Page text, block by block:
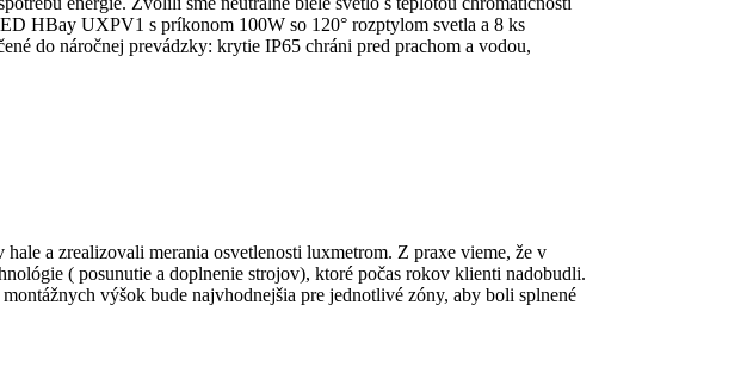
HBay UXPV1 s príkonom 100W so 120° rozptylom svetla a 8 ks
do náročnej prevádzky: krytie IP65 chráni pred prachom a vodou,
a zrealizovali merania osvetlenosti luxmetrom. Z praxe vieme, že v
( posunutie a doplnenie strojov), ktoré počas rokov klienti nadobudli.
výšok bude najvhodnejšia pre jednotlivé zóny, aby boli splnené